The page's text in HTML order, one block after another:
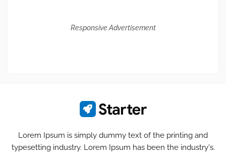
Responsive Advertisement
Lorem Ipsum is simply dummy text of the printing and
typesetting industry. Lorem Ipsum has been the industry's.